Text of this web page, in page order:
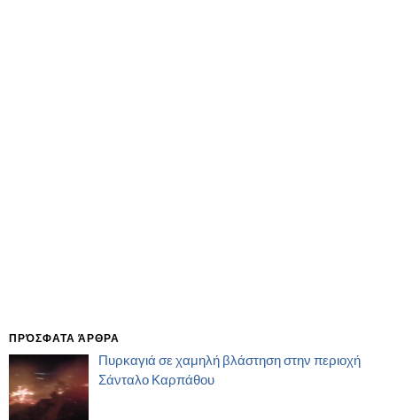
ΠΡΌΣΦΑΤΑ ΆΡΘΡΑ
Πυρκαγιά σε χαμηλή βλάστηση στην περιοχή
Σάνταλο Καρπάθου